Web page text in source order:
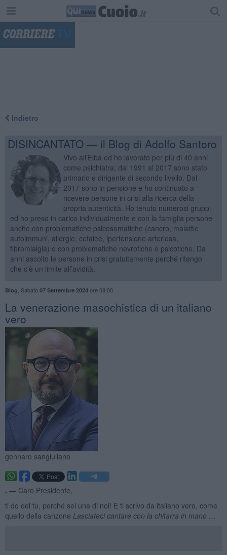
Indietro
DISINCANTATO — il Blog di Adolfo Santoro
Vivo all’Elba ed ho lavorato per più di 40 anni
come psichiatra; dal 1991 al 2017 sono stato
primario e dirigente di secondo livello. Dal
2017 sono in pensione e ho continuato a
ricevere persone in crisi alla ricerca della
propria autenticità. Ho tenuto numerosi gruppi
ed ho preso in carico individualmente e con la famiglia persone
anche con problematiche psicosomatiche (cancro, malattie
autoimmuni, allergie, cefalee, ipertensione arteriosa,
fibromialgia) o con problematiche nevrotiche o psicotiche. Da
anni ascolto le persone in crisi gratuitamente perché ritengo
che c’è un limite all’avidità.
Blog Sabato 07 Settembre 2024ore 08:00
​La venerazione masochistica di un italiano
vero
gennaro sangiuliano
. — Caro Presidente,
ti do del tu, perché sei una di noi! E ti scrivo da italiano vero, come
quello della canzone Lasciateci cantare con la chitarra in mano …